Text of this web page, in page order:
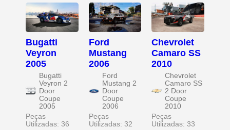
Bugatti
Veyron
2005
Bugatti
Veyron 2
Door
Coupe
2005
Peças
Utilizadas: 36
Ford
Mustang
2006
Ford
Mustang 2
Door
Coupe
2006
Peças
Utilizadas: 32
Chevrolet
Camaro SS
2010
Chevrolet
Camaro SS
2 Door
Coupe
2010
Peças
Utilizadas: 33